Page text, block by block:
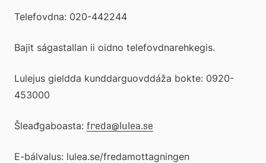
Telefovdna: 020-442244
Bajit ságastallan ii oidno telefovdnarehkegis.
Lulejus gieldda kunddarguovddáža bokte: 0920-
453000
Šleađgaboasta: freda@lulea.se
E-bálvalus: lulea.se/fredamottagningen